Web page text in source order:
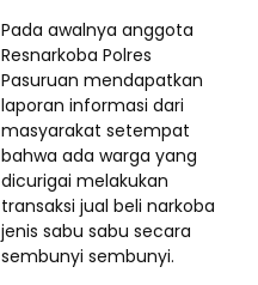
Pada awalnya anggota
Resnarkoba Polres
Pasuruan mendapatkan
laporan informasi dari
masyarakat setempat
bahwa ada warga yang
dicurigai melakukan
transaksi jual beli narkoba
jenis sabu sabu secara
sembunyi sembunyi.